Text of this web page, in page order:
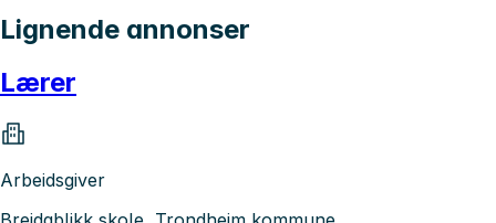
Lignende annonser
Lærer
Arbeidsgiver